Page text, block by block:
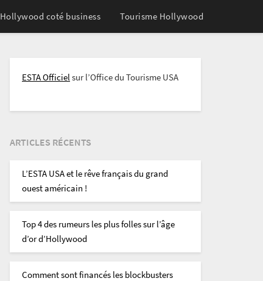
Hollywood coté business Tourisme Hollywood
ESTA Officielsur l’Office du Tourisme USA
ARTICLES RÉCENTS
L’ESTA USA et le rêve français du grand
ouest américain !
Top 4 des rumeurs les plus folles sur l’âge
d’or d’Hollywood
Comment sont financés les blockbusters